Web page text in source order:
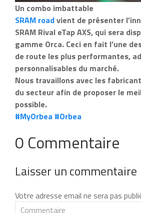
Un combo imbattable
SRAM roadvient de présenter
SRAM Rival eTap AXS, qui sera
gamme Orca. Ceci en fait l’une
de route les plus performantes,
personnalisables du marché.
Nous travaillons avec les
du secteur afin de proposer le
possible.
#MyOrbea #Orbea
0 Commentaire
Laisser un commentaire
Votre adresse email ne sera pas